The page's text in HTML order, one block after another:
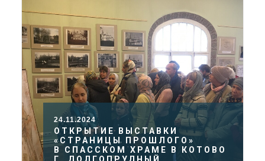
24.11.2024
ОТКРЫТИЕ ВЫСТАВКИ
«СТРАНИЦЫ ПРОШЛОГО»
В СПАССКОМ ХРАМЕ В КОТОВО